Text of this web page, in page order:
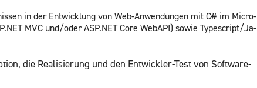
in der Ent­wick­lung von Web-An­wen­dun­gen mit C# im Mi­cro­
MVC und/oder ASP.​NET Core WebAPI) sowie Ty­pe­script/Ja­
die Rea­li­sie­rung und den Ent­wick­ler-Test von Soft­ware-